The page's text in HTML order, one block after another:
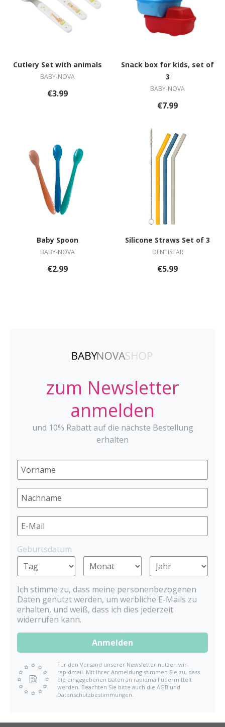
Cutlery Set with animals
BABY-NOVA
€3.99
Snack box for kids, set of
3
BABY-NOVA
€7.99
Baby Spoon
BABY-NOVA
€2.99
Silicone Straws Set of 3
DENTISTAR
€5.99
zum Newsletter
anmelden
und 10% Rabatt auf die nächste Bestellung
erhalten
Geburtsdatum
Ich stimme zu, dass meine personenbezogenen
Daten genutzt werden, um werbliche E-Mails zu
erhalten, und weiß, dass ich dies jederzeit
widerrufen kann.
Anmelden
Für den Versand unserer Newsletter nutzen wir
rapidmail. Mit Ihrer Anmeldung stimmen Sie zu, dass
die eingegebenen Daten an rapidmail übermittelt
werden. Beachten Sie bitte auch die AGB und
Datenschutzbestimmungen.